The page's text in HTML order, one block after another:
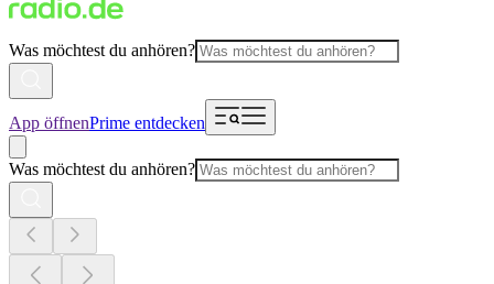
Was möchtest du anhören?
App öffnenPrime entdecken
Was möchtest du anhören?